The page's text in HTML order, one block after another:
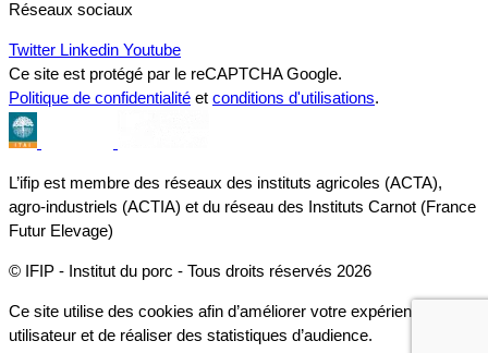
Réseaux sociaux
Twitter Linkedin Youtube
Ce site est protégé par le reCAPTCHA Google.
Politique de confidentialité et conditions d'utilisations.
L’ifip est membre des réseaux des instituts agricoles (ACTA),
agro-industriels (ACTIA) et du réseau des Instituts Carnot (France
Futur Elevage)
© IFIP - Institut du porc - Tous droits réservés 2026
Ce site utilise des cookies afin d’améliorer votre expérience
utilisateur et de réaliser des statistiques d’audience.